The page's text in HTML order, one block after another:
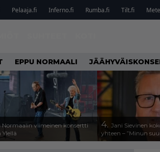
Pelaaja.fi Inferno.fi Rumba.fi Tilt.fi
EPPU NORMAALI
Normaalin viimeinen konsertti
Ylellä
4. Jani Sievinen
yhteen – ”Minun